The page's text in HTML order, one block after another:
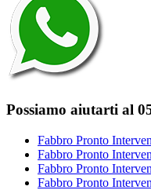
Possiamo aiutarti al
Fabbro Pronto
Fabbro Pronto
Fabbro Pronto
Fabbro Pronto